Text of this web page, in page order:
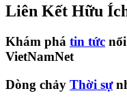
Liên Kết Hữu
Khám phá tin tức
VietNamNet
Dòng chảy Thời sự